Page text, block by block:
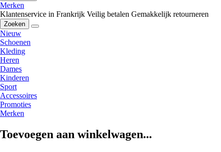
Merken
Klantenservice in Frankrijk Veilig betalen Gemakkelijk retourneren
Zoeken
Nieuw
Schoenen
Kleding
Heren
Dames
Kinderen
Sport
Accessoires
Promoties
Merken
Toevoegen aan winkelwagen...